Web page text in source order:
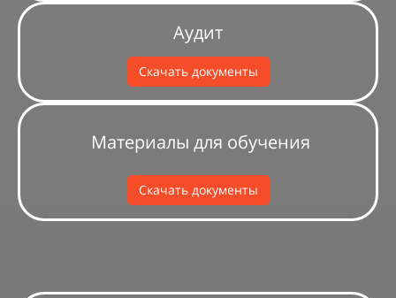
Аудит
Скачать документы
Материалы для обучения
Скачать документы